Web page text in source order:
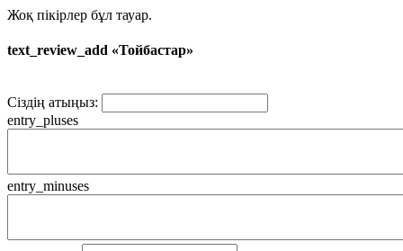
Жоқ пікірлер бұл тауар.
text_review_add «Тойбастар»
Сіздің атыңыз:
entry_pluses
entry_minuses